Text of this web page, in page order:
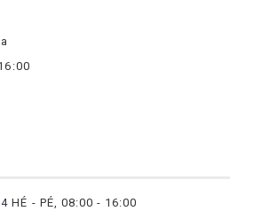
HÉ - PÉ, 08:00 - 16:00